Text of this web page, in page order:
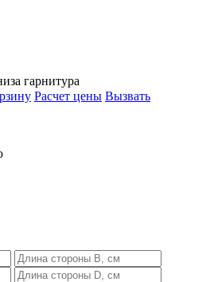
гарнитура
Расчет цены Вызвать